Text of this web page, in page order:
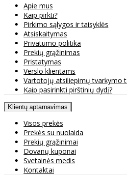
Apie mus
Kaip pirkti?
Pirkimo sąlygos ir taisyklės
Atsiskaitymas
Privatumo politika
Prekių grąžinimas
Pristatymas
Verslo klientams
Vartotojų atsiliepimų tvarkymo
Kaip pasirinkti pirštinių dydį?
Klientų aptarnavimas
Visos prekės
Prekės su nuolaida
Prekių grąžinimai
Dovanų kuponai
Svetainės medis
Kontaktai